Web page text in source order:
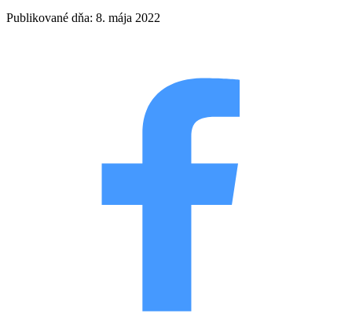
Publikované dňa: 8. mája 2022